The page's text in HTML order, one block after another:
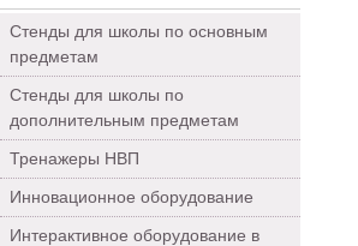
Стенды для школы по основным
предметам
Стенды для школы по
дополнительным предметам
Тренажеры НВП
Инновационное оборудование
Интерактивное оборудование в